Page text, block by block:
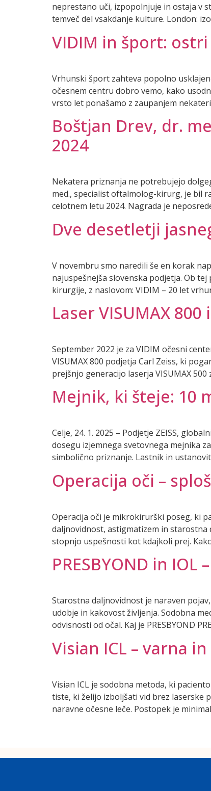
neprestano uči, izpopolnjuje in ostaja v
temveč del vsakdanje kulture. London:
VIDIM in šport:
Vrhunski šport zahteva popolno
očesnem centru dobro vemo, kako
vrsto let ponašamo z zaupanjem
Boštjan Drev, dr.
2024
Nekatera priznanja ne potrebujejo
med., specialist oftalmolog-kirurg, je bil
celotnem letu 2024. Nagrada je
Dve desetletji
V novembru smo naredili še en korak
najuspešnejša slovenska podjetja. Ob
kirurgije, z naslovom: VIDIM – 20 let
Laser VISUMAX
September 2022 je za VIDIM očesni
VISUMAX 800 podjetja Carl Zeiss, ki
prejšnjo generacijo laserja VISUMAX
Mejnik, ki šteje: 10
Celje, 24. 1. 2025 – Podjetje ZEISS,
dosegu izjemnega svetovnega mejnika
simbolično priznanje. Lastnik in
Operacija oči –
Operacija oči je mikrokirurški poseg, ki
daljnovidnost, astigmatizem in starostna
stopnjo uspešnosti kot kdajkoli prej.
PRESBYOND in
Starostna daljnovidnost je naraven
udobje in kakovost življenja. Sodobna
odvisnosti od očal. Kaj je PRESBYOND
Visian ICL – varna
Visian ICL je sodobna metoda, ki
tiste, ki želijo izboljšati vid brez laserske
naravne očesne leče. Postopek je